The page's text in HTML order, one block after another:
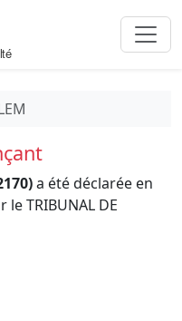
a été déclarée en
TRIBUNAL DE